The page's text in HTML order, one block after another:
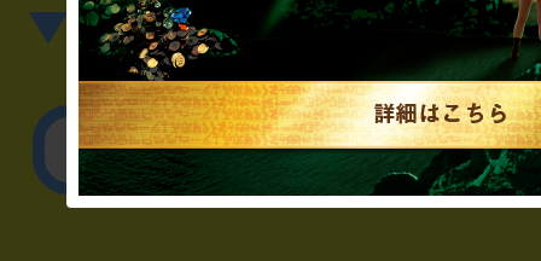
▼英語、中国語でのお問
English／